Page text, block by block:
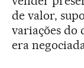
de valor,
variações do
era